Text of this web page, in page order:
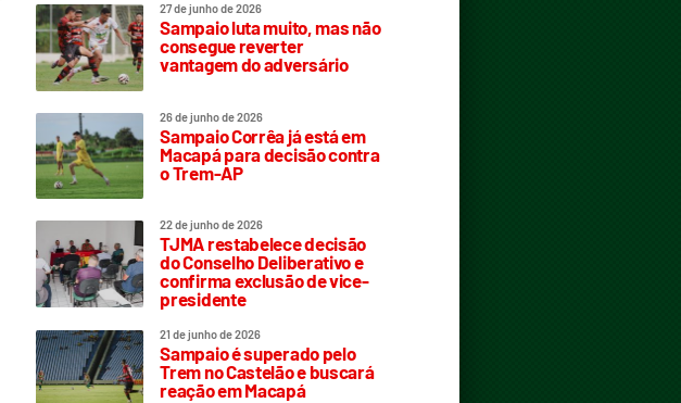
27 de junho de 2026
Sampaio luta muito, mas não
consegue reverter
vantagem do adversário
26 de junho de 2026
Sampaio Corrêa já está em
Macapá para decisão contra
o Trem-AP
22 de junho de 2026
TJMA restabelece decisão
do Conselho Deliberativo e
confirma exclusão de vice-
presidente
21 de junho de 2026
Sampaio é superado pelo
Trem no Castelão e buscará
reação em Macapá